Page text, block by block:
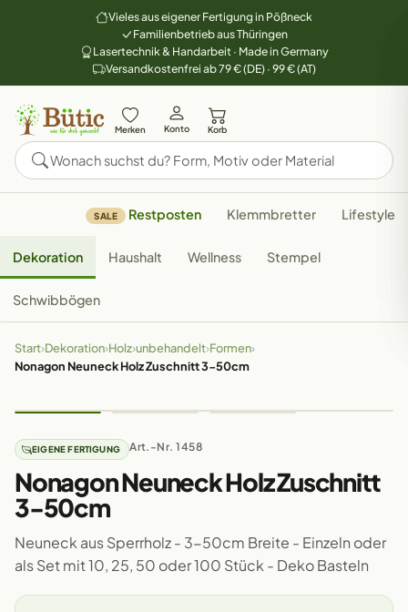
Vieles aus eigener Fertigung in Pößneck
Familienbetrieb aus Thüringen
Lasertechnik & Handarbeit · Made in Germany
Versandkostenfrei ab 79 € (DE) · 99 € (AT)
Merken Konto Korb
SALE Restposten Klemmbretter Lifestyle
Dekoration Haushalt Wellness Stempel
Schwibbögen
Start›Dekoration›Holz›unbehandelt›Formen›
Nonagon Neuneck Holz Zuschnitt 3-50cm
EIGENE FERTIGUNG Art.-Nr. 1458
Nonagon Neuneck Holz Zuschnitt
3-50cm
Neuneck aus Sperrholz - 3-50cm Breite - Einzeln oder
als Set mit 10, 25, 50 oder 100 Stück - Deko Basteln